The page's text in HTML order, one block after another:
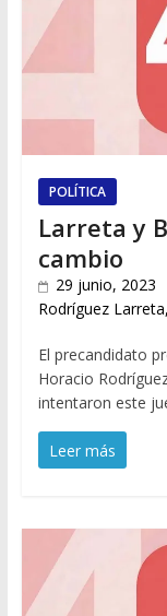
POLÍTICA
Larreta y
cambio
29 junio, 2023
Rodríguez Larreta,
El precandidato
Horacio
intentaron este
Leer más